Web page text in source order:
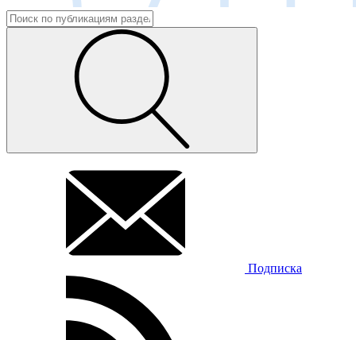
Подписка